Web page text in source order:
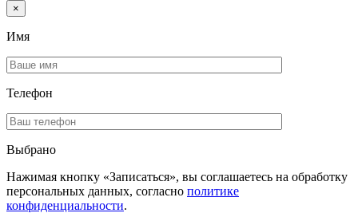
×
Имя
Телефон
Выбрано
Нажимая кнопку «Записаться», вы соглашаетесь на обработку
персональных данных, согласно политике
конфиденциальности.